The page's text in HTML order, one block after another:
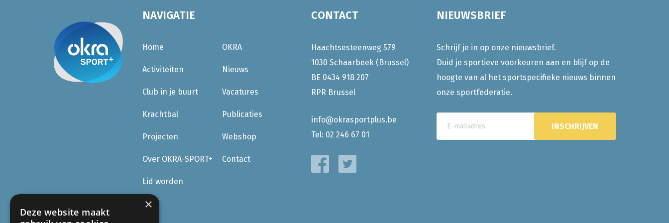
NAVIGATIE
Home
Activiteiten
Club in je buurt
Krachtbal
Projecten
Over OKRA-SPORT+
Lid worden
OKRA
Nieuws
Vacatures
Publicaties
Webshop
Contact
CONTACT
Haachtsesteenweg 579
1030 Schaarbeek (Brussel)
BE 0434 918 207
RPR Brussel
info@okrasportplus.be
Tel: 02 246 67 01
NIEUWSBRIEF
Schrijf je in op onze nieuwsbrief.
Duid je sportieve voorkeuren aan en blijf op de
hoogte van al het sportspecifieke nieuws binnen
onze sportfederatie.
×
Deze website maakt